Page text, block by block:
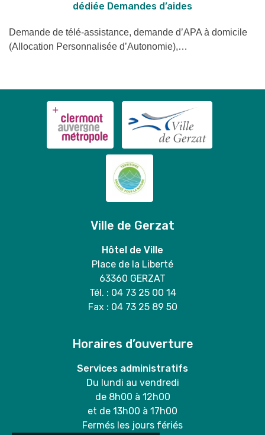
dédiée Demandes d’aides
Demande de télé-assistance, demande d’APA à domicile
(Allocation Personnalisée d’Autonomie),…
Ville de Gerzat
Hôtel de Ville
Place de la Liberté
63360 GERZAT
Tél. : 04 73 25 00 14
Fax : 04 73 25 89 50
Horaires d’ouverture
Services administratifs
Du lundi au vendredi
de 8h00 à 12h00
et de 13h00 à 17h00
Fermés les jours fériés